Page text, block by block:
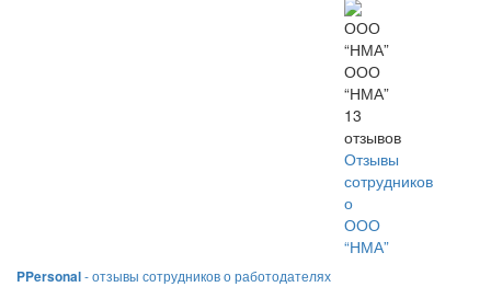
ООО
“НМА”
13
отзывов
Отзывы
сотрудников
о
ООО
“НМА”
PPersonal- отзывы сотрудников о работодателях